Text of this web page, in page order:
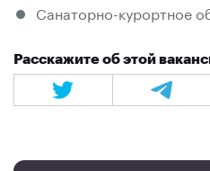
Санаторно-курортное
Расскажите об этой